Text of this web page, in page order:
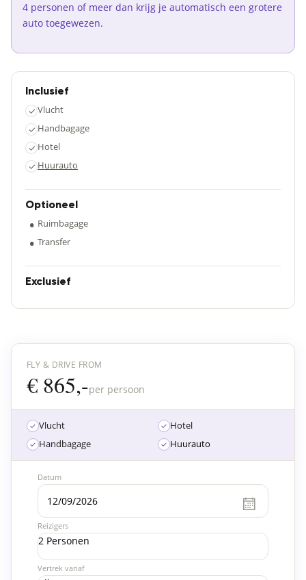
4 personen of meer dan krijg je automatisch een grotere
auto toegewezen.
Inclusief
✓Vlucht
✓ Handbagage
✓ Hotel
✓ Huurauto
Optioneel
• Ruimbagage
• Transfer
Exclusief
FLY & DRIVE FROM
€ 865,-per persoon
Vlucht
Handbagage
Hotel
Huurauto
Reizigers
2 Personen
Vertrek vanaf
Datum